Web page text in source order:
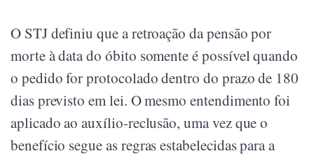
O STJ definiu que a retroação da pensão por
morte à data do óbito somente é possível quando
o pedido for protocolado dentro do prazo de 180
dias previsto em lei. O mesmo entendimento foi
aplicado ao auxílio-reclusão, uma vez que o
benefício segue as regras estabelecidas para a